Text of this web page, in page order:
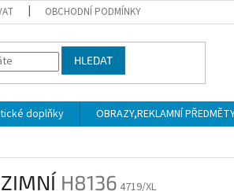
OBCHODNÍ PODMÍNKY
HLEDAT
doplňky OBRAZY,REKLAMNÍ
H8136 4719/XL